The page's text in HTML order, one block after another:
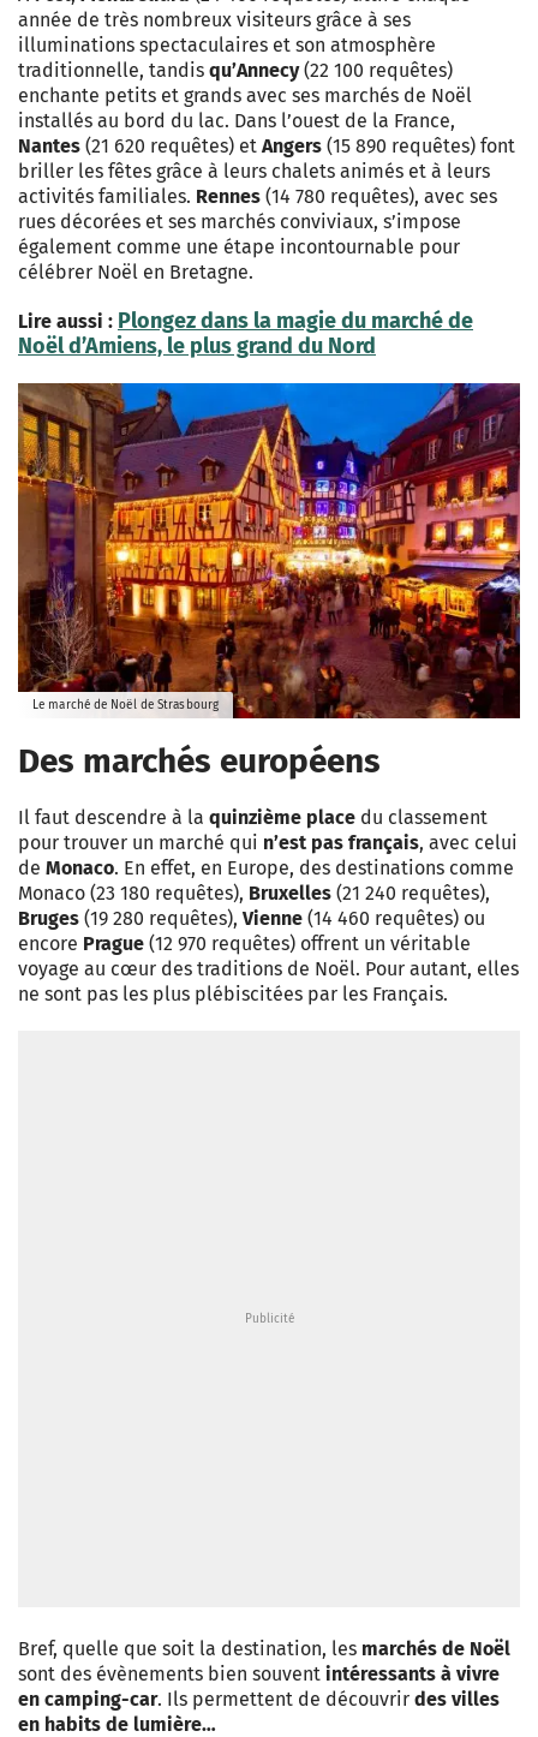
année de très nombreux visiteurs grâce à ses
illuminations spectaculaires et son atmosphère
traditionnelle, tandis qu’Annecy(22 100 requêtes)
enchante petits et grands avec ses marchés de Noël
installés au bord du lac. Dans l’ouest de la France,
Nantes (21 620 requêtes) et Angers (15 890 requêtes) font
briller les fêtes grâce à leurs chalets animés et à leurs
activités familiales. Rennes (14 780 requêtes), avec ses
rues décorées et ses marchés conviviaux, s’impose
également comme une étape incontournable pour
célébrer Noël en Bretagne.
Lire aussi : Plongez dans la magie du marché de
Noël d’Amiens, le plus grand du Nord
Le marché de Noël de Strasbourg
Des marchés européens
Il faut descendre à la quinzième place du classement
pour trouver un marché qui n’est pas français, avec celui
de Monaco. En effet, en Europe, des destinations comme
Monaco (23 180 requêtes), Bruxelles (21 240 requêtes),
Bruges (19 280 requêtes), Vienne (14 460 requêtes) ou
encore Prague (12 970 requêtes) offrent un véritable
voyage au cœur des traditions de Noël. Pour autant, elles
ne sont pas les plus plébiscitées par les Français.
Bref, quelle que soit la destination, les marchés de Noël
sont des évènements bien souvent intéressants à vivre
en camping-car. Ils permettent de découvrir des villes
en habits de lumière…